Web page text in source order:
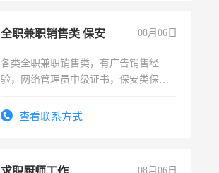
全职兼职销售类 保安 08月06日
各类全职兼职销售类，有广告销售经
验，网络管理员中级证书，保安类保安
有高低压电工证和十几年工作经验
查看联系方式
08月06日